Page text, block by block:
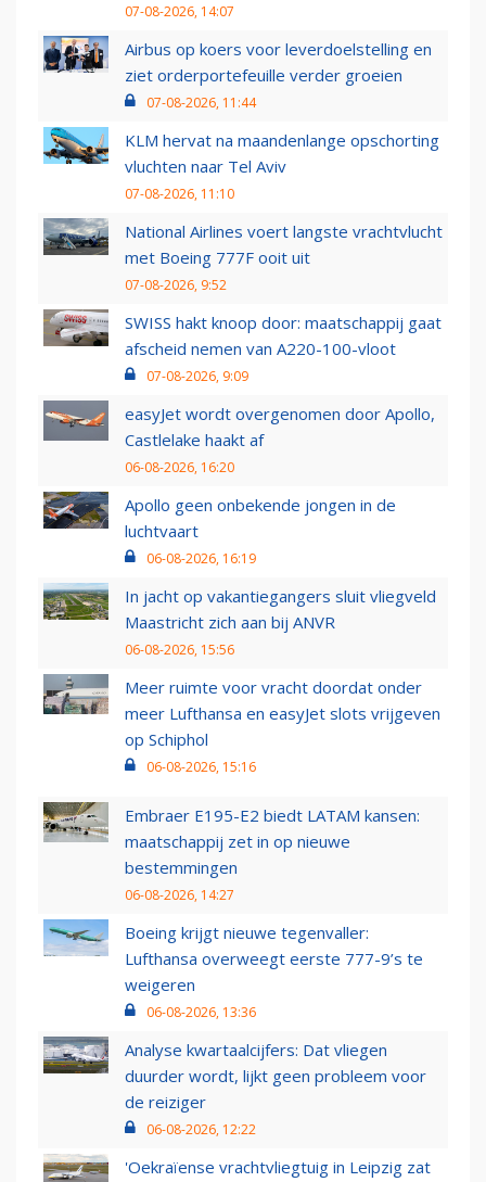
07-08-2026, 14:07
Airbus op koers voor leverdoelstelling en
ziet orderportefeuille verder groeien
07-08-2026, 11:44
KLM hervat na maandenlange opschorting
vluchten naar Tel Aviv
07-08-2026, 11:10
National Airlines voert langste vrachtvlucht
met Boeing 777F ooit uit
07-08-2026, 9:52
SWISS hakt knoop door: maatschappij gaat
afscheid nemen van A220-100-vloot
07-08-2026, 9:09
easyJet wordt overgenomen door Apollo,
Castlelake haakt af
06-08-2026, 16:20
Apollo geen onbekende jongen in de
luchtvaart
06-08-2026, 16:19
In jacht op vakantiegangers sluit vliegveld
Maastricht zich aan bij ANVR
06-08-2026, 15:56
Meer ruimte voor vracht doordat onder
meer Lufthansa en easyJet slots vrijgeven
op Schiphol
06-08-2026, 15:16
Embraer E195-E2 biedt LATAM kansen:
maatschappij zet in op nieuwe
bestemmingen
06-08-2026, 14:27
Boeing krijgt nieuwe tegenvaller:
Lufthansa overweegt eerste 777-9’s te
weigeren
06-08-2026, 13:36
Analyse kwartaalcijfers: Dat vliegen
duurder wordt, lijkt geen probleem voor
de reiziger
06-08-2026, 12:22
'Oekraïense vrachtvliegtuig in Leipzig zat